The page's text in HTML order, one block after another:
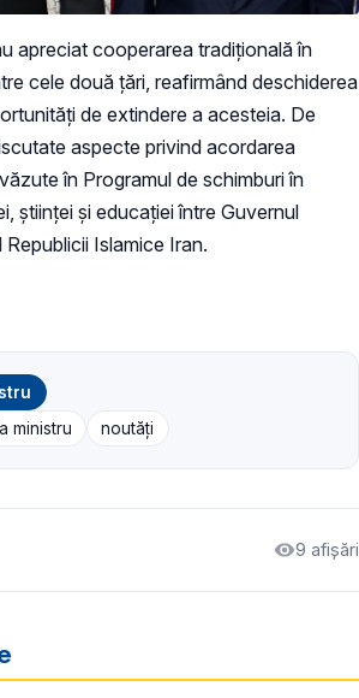
apreciat cooperarea tradițională în
cele două țări, reafirmând deschiderea
de extindere a acesteia. De
aspecte privind acordarea
în Programul de schimburi în
științei și educației între Guvernul
Islamice Iran.
ministru noutăți
9 afișări